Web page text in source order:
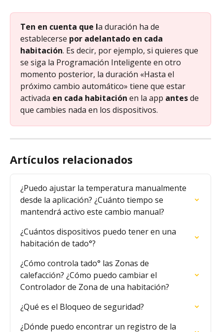
Ten en cuenta que la duración ha de
establecerse por adelantado en cada
habitación. Es decir, por ejemplo, si quieres que
se siga la Programación Inteligente en otro
momento posterior, la duración «Hasta el
próximo cambio automático» tiene que estar
activada en cada habitación en la app antes de
que cambies nada en los dispositivos.
Artículos relacionados
¿Puedo ajustar la temperatura manualmente
desde la aplicación? ¿Cuánto tiempo se
mantendrá activo este cambio manual?
¿Cuántos dispositivos puedo tener en una
habitación de tado°?
¿Cómo controla tado° las Zonas de
calefacción? ¿Cómo puedo cambiar el
Controlador de Zona de una habitación?
¿Qué es el Bloqueo de seguridad?
¿Dónde puedo encontrar un registro de la